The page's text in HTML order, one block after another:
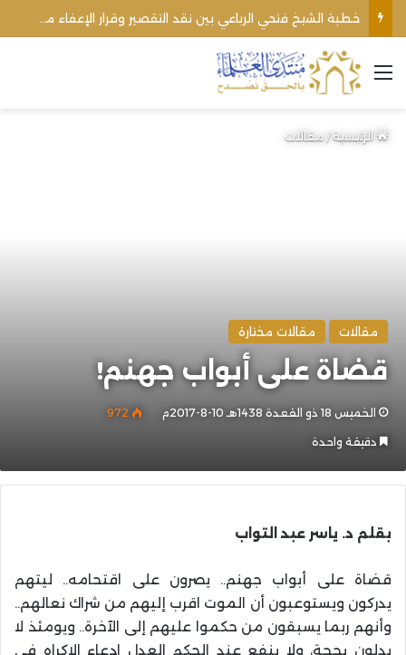
القائمة
الرئيسية/مقالات
مقالات مقالات مختارة
قضاة على أبواب جهنم!
الخميس 18 ذو القعدة 1438هـ 10-8-2017م 972
دقيقة واحدة
بقلم د. ياسر عبد التواب
قضاة على أبواب جهنم.. يصرون على اقتحامه.. ليتهم
يدركون ويستوعبون أن الموت اقرب إليهم من شراك نعالهم..
وأنهم ربما يسبقون من حكموا عليهم إلى الآخرة.. ويومئذ لا
يدلون بحجة، ولا ينفع عند الحكم العدل ادعاء الإكراه في